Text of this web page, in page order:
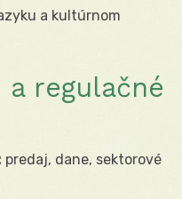
a kultúrnom
a regulačné
predaj, dane, sektorové